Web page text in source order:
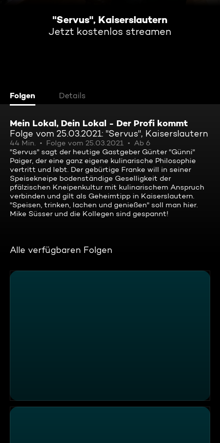
"Servus", Kaiserslautern
Jetzt kostenlos streamen
Folgen Details
Mein Lokal, Dein Lokal - Der Profi kommt
Folge vom 25.03.2021: "Servus", Kaiserslautern
44 Min. Folge vom 25.03.2021
Ab 6
"Servus" sagt der heutige Gastgeber Günter "Günni"
Paiger, der eine ganz eigene kulinarische Philosophie
vertritt und lebt. Der gebürtige Franke will in seiner
Speisekneipe bodenständige Geselligkeit der
pfälzischen Kneipenkultur mit kulinarischem Anspruch
verbinden und gilt als Geheimtipp in Kaiserslautern.
"Speisen, trinken, lachen und genießen" soll man hier.
Mike Süsser und die Kollegen sind gespannt!
Alle verfügbaren Folgen
Wochenfinale mit mittelalterlichem Ambiente im